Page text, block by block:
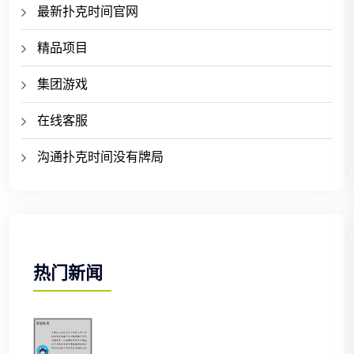
最新扑克时间官网
精品项目
集团游戏
在线客服
沟通扑克时间没有牌局
热门新闻